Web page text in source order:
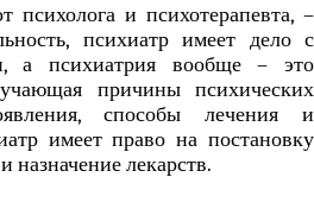
психолога и психотерапевта, –
психиатр имеет дело с
а психиатрия вообще – это
причины психических
способы лечения и
имеет право на постановку
назначение лекарств.